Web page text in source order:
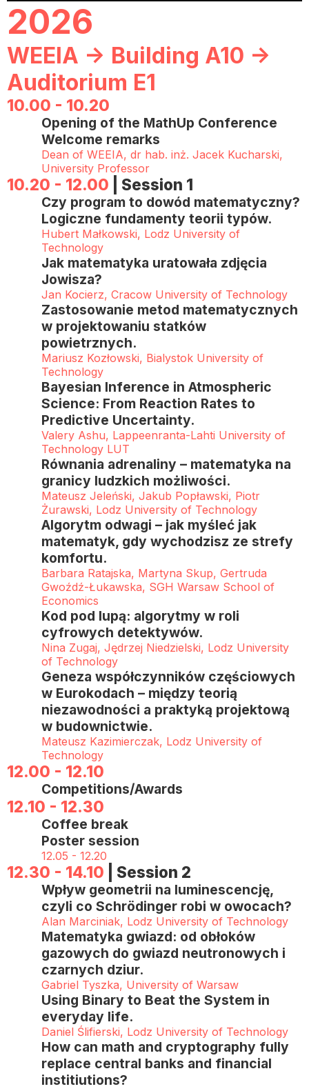
2026
WEEIA -> Building A10 ->
Auditorium E1
10.00 - 10.20
Opening of the MathUp Conference
Welcome remarks
Dean of WEEIA, dr hab. inż. Jacek Kucharski,
University Professor
10.20 - 12.00 | Session 1
Czy program to dowód matematyczny?
Logiczne fundamenty teorii typów.
Hubert Małkowski, Lodz University of
Technology
Jak matematyka uratowała zdjęcia
Jowisza?
Jan Kocierz, Cracow University of Technology
Zastosowanie metod matematycznych
w projektowaniu statków
powietrznych.
Mariusz Kozłowski, Bialystok University of
Technology
Bayesian Inference in Atmospheric
Science: From Reaction Rates to
Predictive Uncertainty.
Valery Ashu, Lappeenranta-Lahti University of
Technology LUT
Równania adrenaliny – matematyka na
granicy ludzkich możliwości.
Mateusz Jeleński, Jakub Popławski, Piotr
Żurawski, Lodz University of Technology
Algorytm odwagi – jak myśleć jak
matematyk, gdy wychodzisz ze strefy
komfortu.
Barbara Ratajska, Martyna Skup, Gertruda
Gwoźdź-Łukawska, SGH Warsaw School of
Economics
Kod pod lupą: algorytmy w roli
cyfrowych detektywów.
Nina Zugaj, Jędrzej Niedzielski, Lodz University
of Technology
Geneza współczynników częściowych
w Eurokodach – między teorią
niezawodności a praktyką projektową
w budownictwie.
Mateusz Kazimierczak, Lodz University of
Technology
12.00 - 12.10
Competitions/Awards
12.10 - 12.30
Coffee break
Poster session
12.05 - 12.20
12.30 - 14.10 | Session 2
Wpływ geometrii na luminescencję,
czyli co Schrödinger robi w owocach?
Alan Marciniak, Lodz University of Technology
Matematyka gwiazd: od obłoków
gazowych do gwiazd neutronowych i
czarnych dziur.
Gabriel Tyszka, University of Warsaw
Using Binary to Beat the System in
everyday life.
Daniel Ślifierski, Lodz University of Technology
How can math and cryptography fully
replace central banks and financial
institiutions?